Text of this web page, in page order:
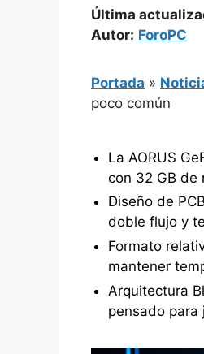
Última
Autor: ForoPC
Portada »
poco común
La AORUS
con 32 GB de
Diseño de
doble flujo y
Formato
mantener
Arquitectura
pensado para